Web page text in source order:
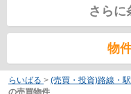
さらに
物
らいばる > (売買・投資)路線・
の売買物件